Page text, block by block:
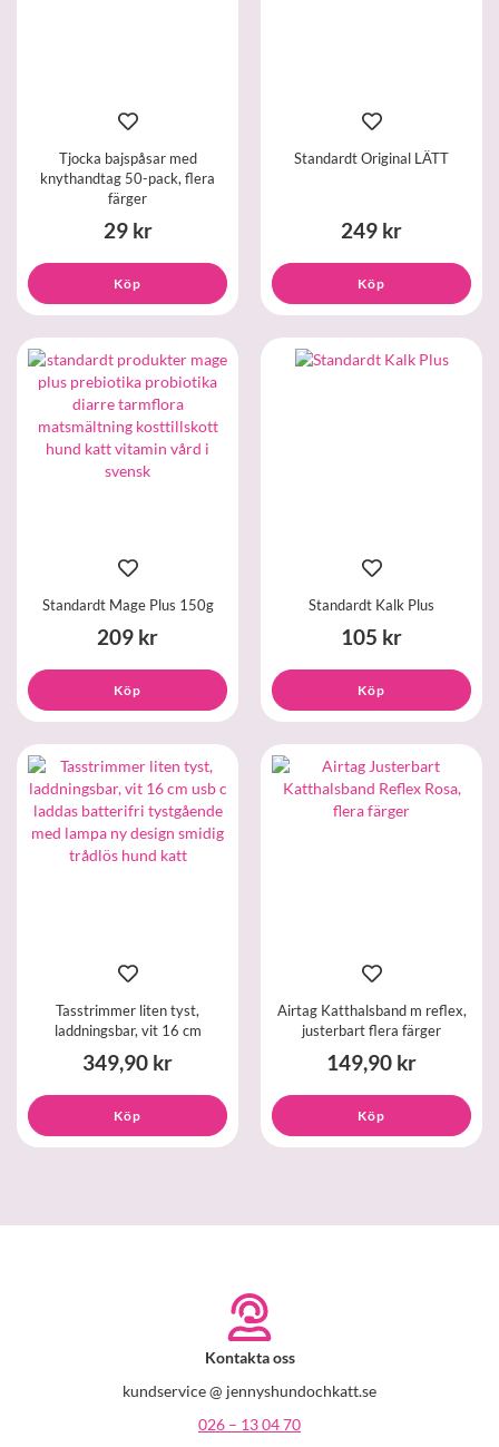
Tjocka bajspåsar med
knythandtag 50-pack, flera
färger
29 kr
Köp
Standardt Original LÄTT
249 kr
Köp
Standardt Mage Plus 150g
209 kr
Köp
Standardt Kalk Plus
105 kr
Köp
Tasstrimmer liten tyst,
laddningsbar, vit 16 cm
349,90 kr
Köp
Airtag Katthalsband m reflex,
justerbart flera färger
149,90 kr
Köp
Kontakta oss
kundservice @ jennyshundochkatt.se
026 – 13 04 70